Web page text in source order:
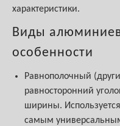
характеристики.
Виды
особенности
Равнополочный
равносторонний
ширины. Используется
самым